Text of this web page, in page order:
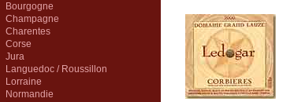
Bourgogne
Champagne
Charentes
Corse
Jura
Languedoc / Roussillon
Lorraine
Normandie